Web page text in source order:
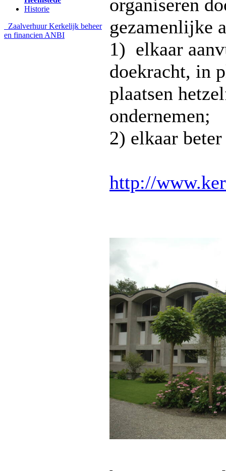
Historie
ZaalverhuurKerkelijk beheer
en financien ANBI
organiseren
gezamenlijke
1) elkaar
doekracht, in
plaatsen
ondernemen;
2) elkaar
http://